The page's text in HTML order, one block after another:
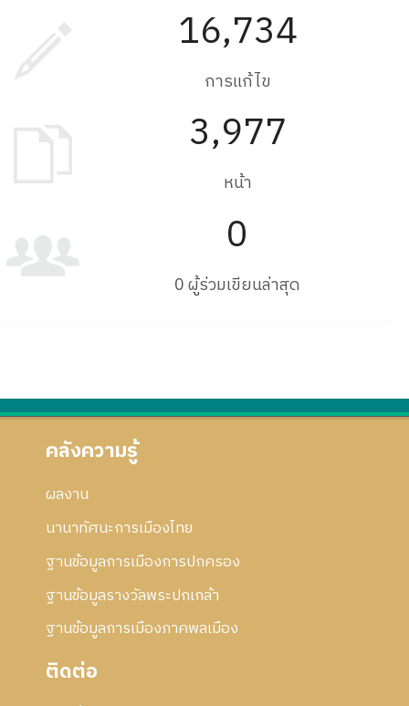
16,734
การแก้ไข
3,977
หน้า
0
0 ผู้ร่วมเขียนล่าสุด
คลังความรู้
ผลงาน
นานาทัศนะการเมืองไทย
ฐานข้อมูลการเมืองการปกครอง
ฐานข้อมูลรางวัลพระปกเกล้า
ฐานข้อมูลการเมืองภาคพลเมือง
ติดต่อ